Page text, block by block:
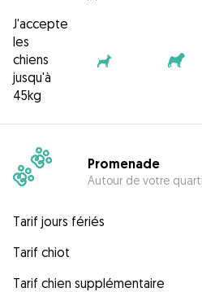
J'accepte
les
chiens
jusqu'à
45kg
Promenade
Autour de votre
Tarif jours fériés
Tarif chiot
Tarif chien supplémentaire